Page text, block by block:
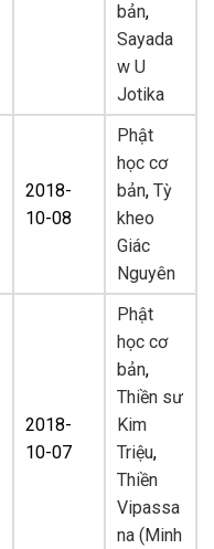
bản,
Sayada
w U
Jotika
2018-
10-08
Phật
học cơ
bản, Tỳ
kheo
Giác
Nguyên
2018-
10-07
Phật
học cơ
bản,
Thiền sư
Kim
Triệu,
Thiền
Vipassa
na (Minh